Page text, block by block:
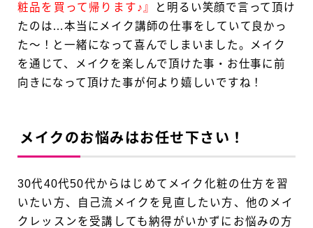
粧品を買って帰ります♪』
と明るい笑顔で言って頂け
たのは…本当にメイク講師の仕事をしていて良かっ
た〜！と一緒になって喜んでしまいました。メイク
を通じて、メイクを楽しんで頂けた事・お仕事に前
向きになって頂けた事が何より嬉しいですね！
メイクのお悩みはお任せ下さい！
30代40代50代からはじめてメイク化粧の仕方を習
いたい方、自己流メイクを見直したい方、他のメイ
クレッスンを受講しても納得がいかずにお悩みの方